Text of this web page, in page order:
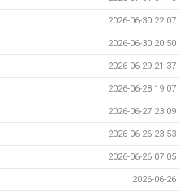
2026-06-30 22:07
2026-06-30 20:50
2026-06-29 21:37
2026-06-28 19:07
2026-06-27 23:09
2026-06-26 23:53
2026-06-26 07:05
2026-06-26